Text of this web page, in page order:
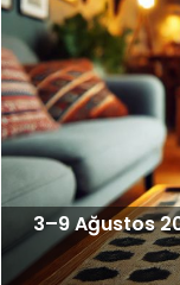
3–9 Ağustos